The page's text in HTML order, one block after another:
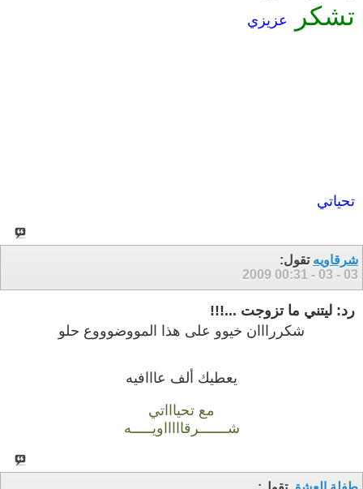
تشكر عزيزي
تحياتي
شرقاويه تقول:
03 - 03 - 2009
00:31
رد: ليتني ما تزوجت ...!!!
شكررااان خيوو على هذا المووضوووع حلو
يعطيك ألف عااافيه
مع تحياااتي
شـــــــرقاااااويـــــه